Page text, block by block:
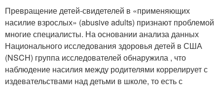
Превращение детей-свидетелей в «применяющих
насилие взрослых» (abusive adults) признают проблемой
многие специалисты. На основании анализа данных
Национального исследования здоровья детей в США
(NSCH) группа исследователей обнаружила , что
наблюдение насилия между родителями коррелирует с
издевательствами над детьми в школе, то есть с